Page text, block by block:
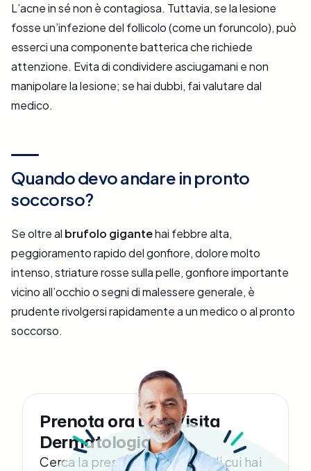
L’acne in sé non è contagiosa. Tuttavia, se la lesione
fosse un’infezione del follicolo (come un foruncolo), può
esserci una componente batterica che richiede
attenzione. Evita di condividere asciugamani e non
manipolare la lesione; se hai dubbi, fai valutare dal
medico.
Quando devo andare in pronto
soccorso?
Se oltre al brufolo gigantehai febbre alta,
peggioramento rapido del gonfiore, dolore molto
intenso, striature rosse sulla pelle, gonfiore importante
vicino all’occhio o segni di malessere generale, è
prudente rivolgersi rapidamente a un medico o al pronto
soccorso.
Prenota ora una Visita
Dermatologica
Cerca la prestazione medica di cui hai